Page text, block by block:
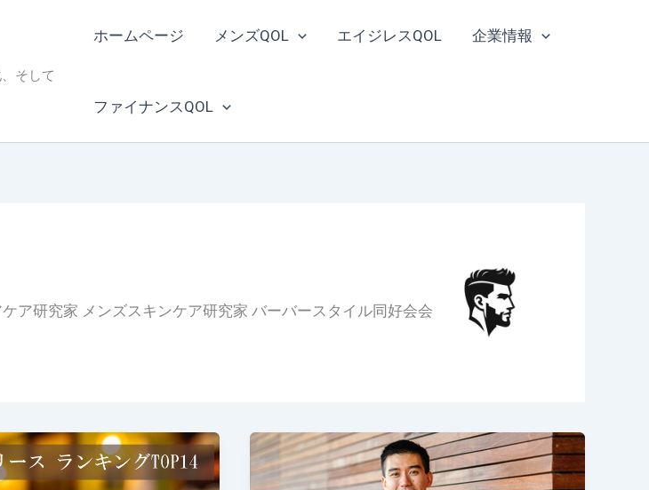
そして
ホームページ メンズQOL エイジレスQOL 企業情報
ファイナンスQOL
ア研究家 メンズスキンケア研究家 バーバースタイル同好会会